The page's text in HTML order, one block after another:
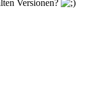
Versionen?